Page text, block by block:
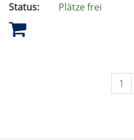
Status:
Plätze frei
1